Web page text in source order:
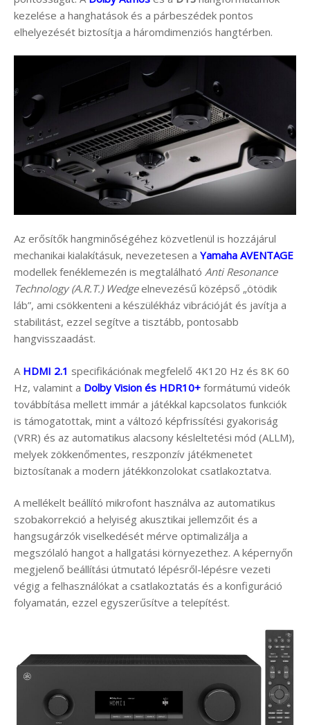
kezelése a hanghatások és a párbeszédek pontos
elhelyezését biztosítja a háromdimenziós hangtérben.
Az erősítők hangminőségéhez közvetlenül is hozzájárul
mechanikai kialakításuk, nevezetesen a Yamaha AVENTAGE
modellek fenéklemezén is megtalálható Anti Resonance
Technology (A.R.T.) Wedgeelnevezésű középső „ötödik
láb”, ami csökkenteni a készülékház vibrációját és javítja a
stabilitást, ezzel segítve a tisztább, pontosabb
hangvisszaadást.
A HDMI 2.1 specifikációnak megfelelő 4K120 Hz és 8K 60
Hz, valamint a Dolby Vision és HDR10+ formátumú videók
továbbítása mellett immár a játékkal kapcsolatos funkciók
is támogatottak, mint a változó képfrissítési gyakoriság
(VRR) és az automatikus alacsony késleltetési mód (ALLM),
melyek zökkenőmentes, reszponzív játékmenetet
biztosítanak a modern játékkonzolokat csatlakoztatva.
A mellékelt beállító mikrofont használva az automatikus
szobakorrekció a helyiség akusztikai jellemzőit és a
hangsugárzók viselkedését mérve optimalizálja a
megszólaló hangot a hallgatási környezethez. A képernyőn
megjelenő beállítási útmutató lépésről-lépésre vezeti
végig a felhasználókat a csatlakoztatás és a konfiguráció
folyamatán, ezzel egyszerűsítve a telepítést.